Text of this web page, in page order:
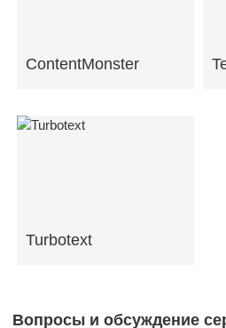
ContentMonster
Turbotext
Вопросы и обсуждение